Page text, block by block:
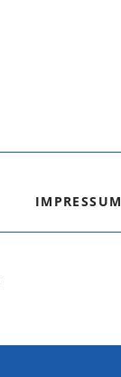
IMPRESSUM